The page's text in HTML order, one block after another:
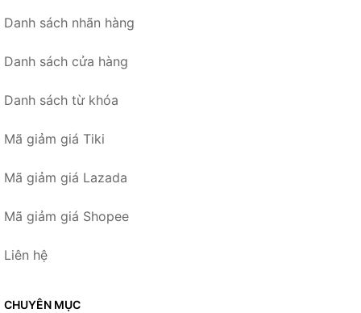
Danh sách nhãn hàng
Danh sách cửa hàng
Danh sách từ khóa
Mã giảm giá Tiki
Mã giảm giá Lazada
Mã giảm giá Shopee
Liên hệ
CHUYÊN MỤC